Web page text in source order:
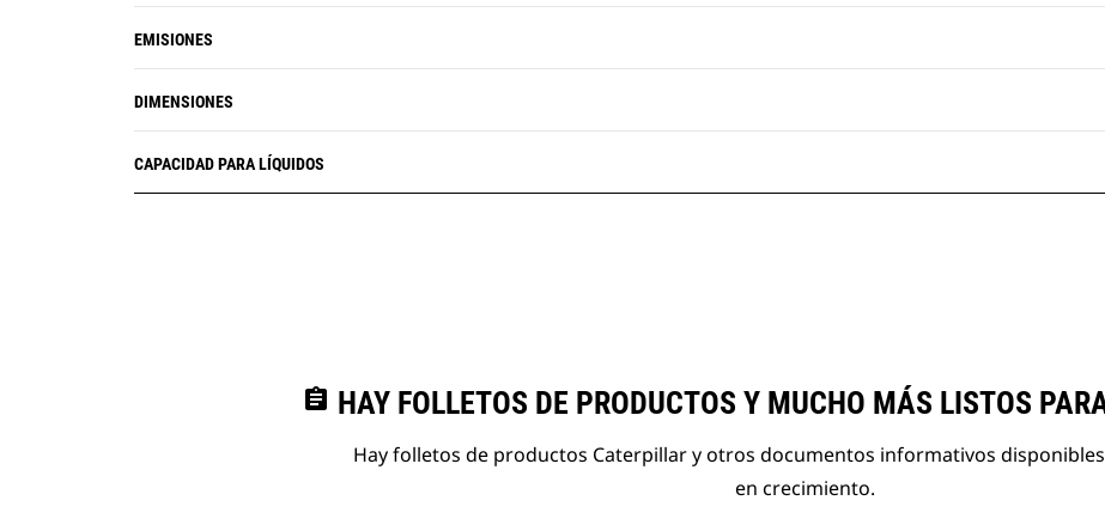
EMISIONES
DIMENSIONES
CAPACIDAD PARA LÍQUIDOS
assignment HAY FOLLETOS DE PRODUCTOS Y MUCHO MÁS LISTOS
Hay folletos de productos Caterpillar y otros documentos informativos
en crecimiento.